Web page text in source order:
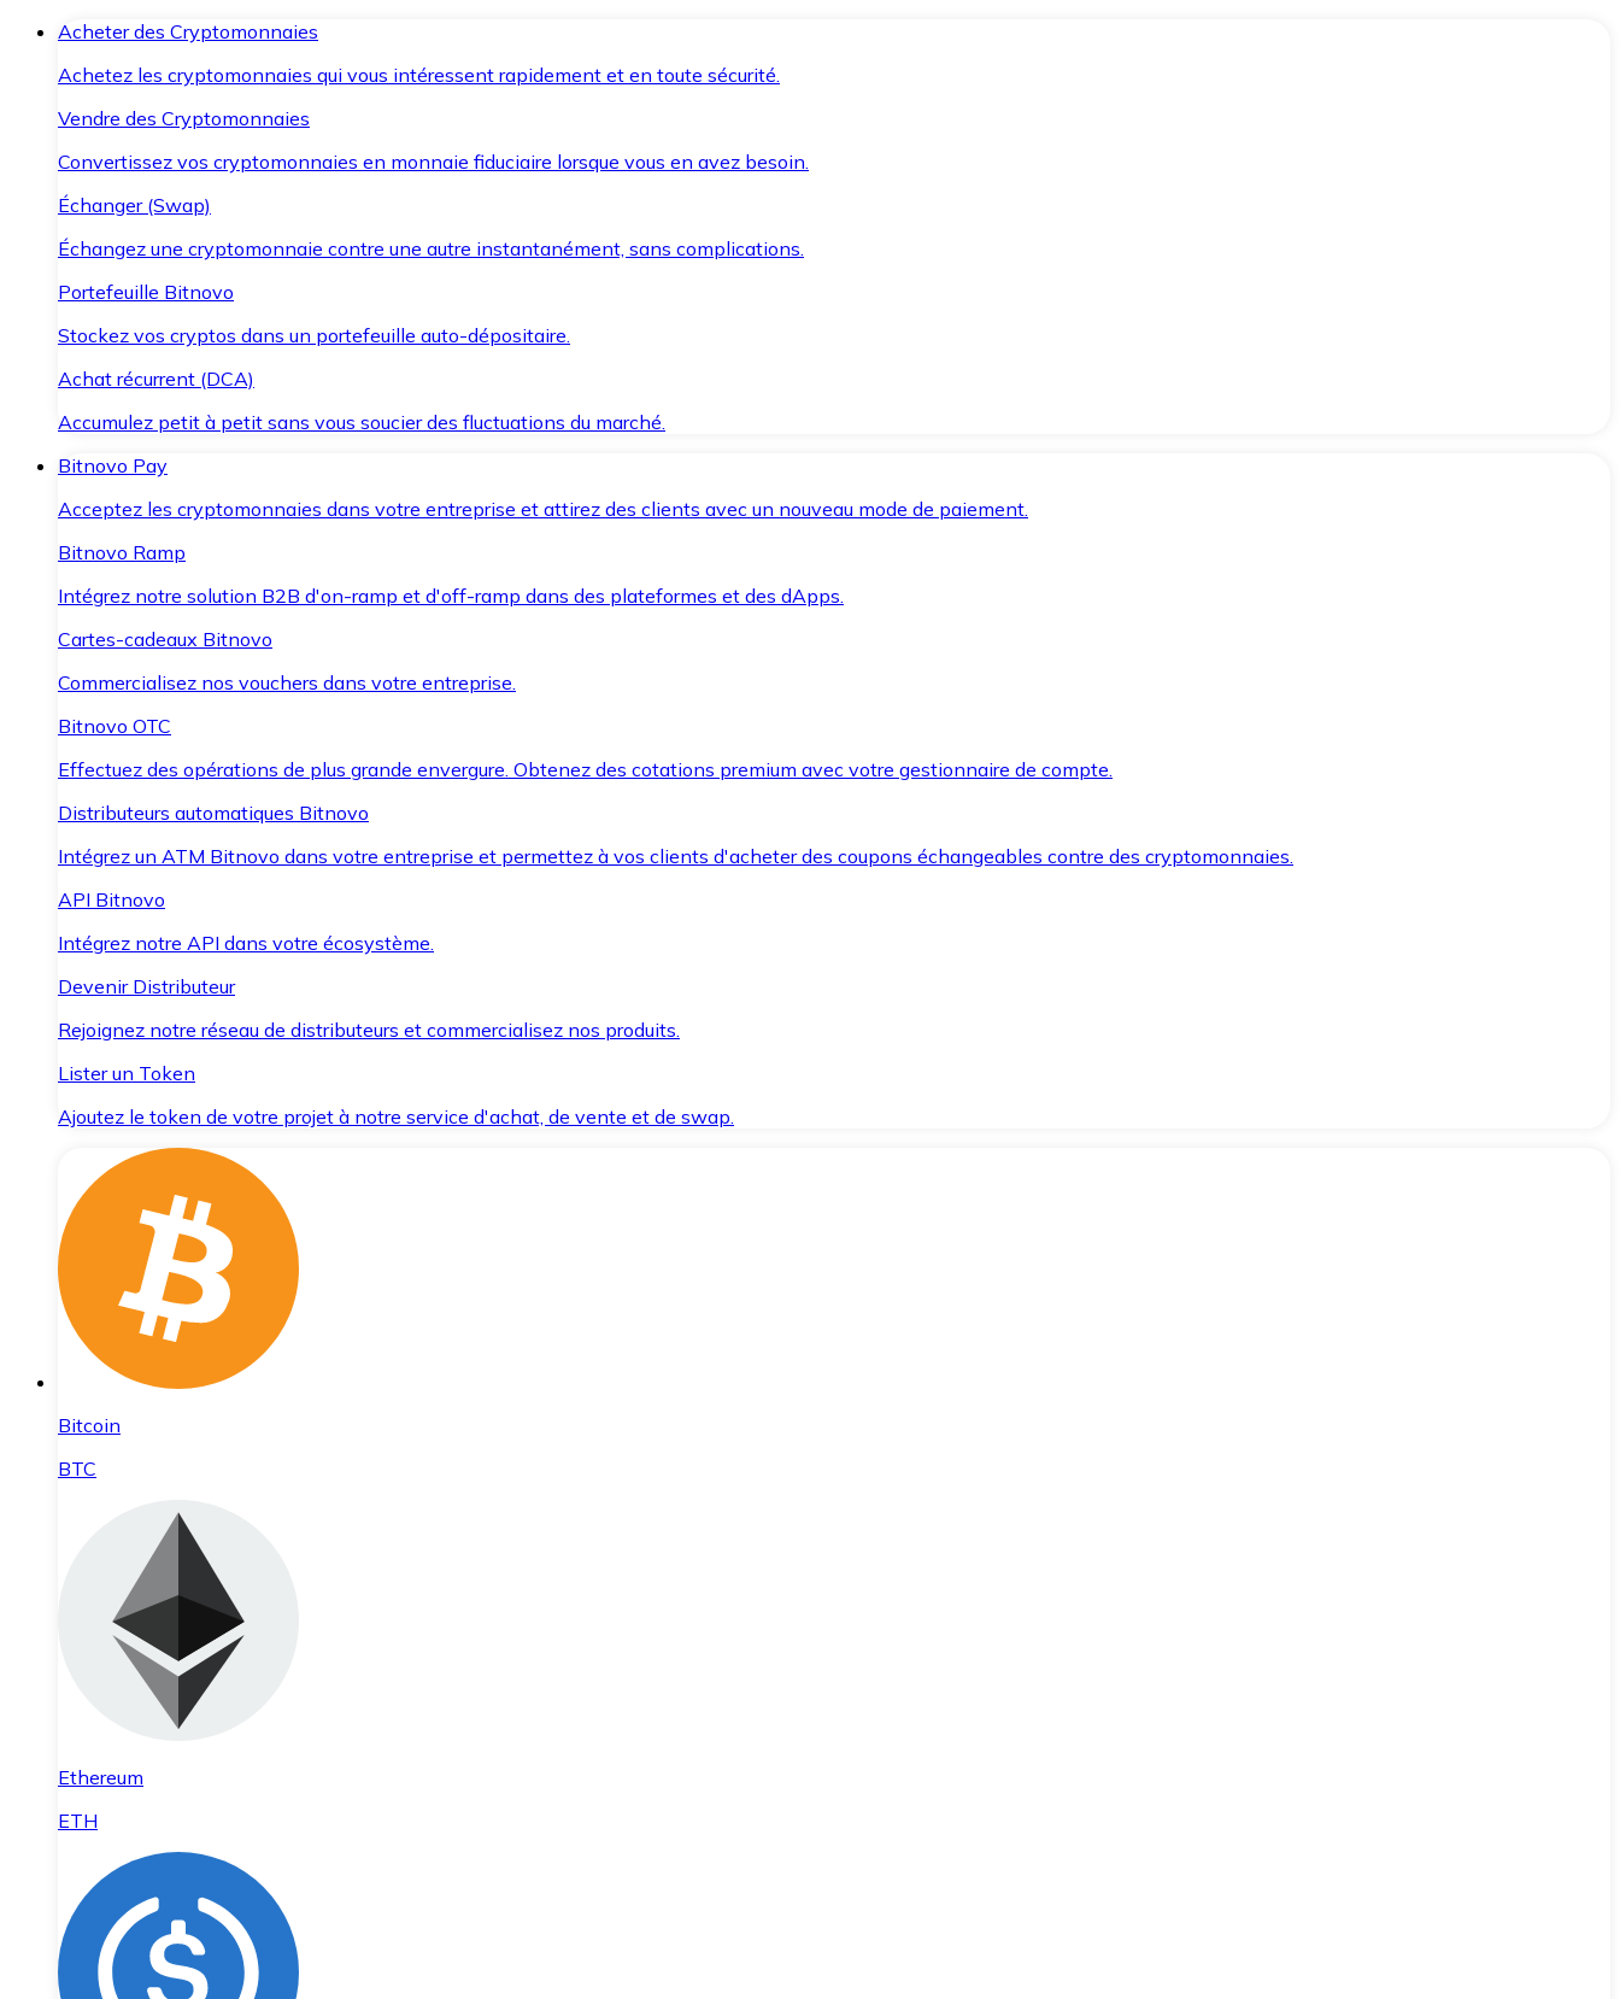
Acheter des Cryptomonnaies
Achetez les cryptomonnaies qui vous intéressent rapidement et en toute sécurité.
Vendre des Cryptomonnaies
Convertissez vos cryptomonnaies en monnaie fiduciaire lorsque vous en avez besoin.
Échanger (Swap)
Échangez une cryptomonnaie contre une autre instantanément, sans complications.
Portefeuille Bitnovo
Stockez vos cryptos dans un portefeuille auto-dépositaire.
Achat récurrent (DCA)
Accumulez petit à petit sans vous soucier des fluctuations du marché.
Bitnovo Pay
Acceptez les cryptomonnaies dans votre entreprise et attirez des clients avec un nouveau mode de paiement.
Bitnovo Ramp
Intégrez notre solution B2B d'on-ramp et d'off-ramp dans des plateformes et des dApps.
Cartes-cadeaux Bitnovo
Commercialisez nos vouchers dans votre entreprise.
Bitnovo OTC
Effectuez des opérations de plus grande envergure. Obtenez des cotations premium avec votre gestionnaire de compte.
Distributeurs automatiques Bitnovo
Intégrez un ATM Bitnovo dans votre entreprise et permettez à vos clients d'acheter des coupons échangeables contre des cryptomonnaies.
API Bitnovo
Intégrez notre API dans votre écosystème.
Devenir Distributeur
Rejoignez notre réseau de distributeurs et commercialisez nos produits.
Lister un Token
Ajoutez le token de votre projet à notre service d'achat, de vente et de swap.
Bitcoin
BTC
Ethereum
ETH